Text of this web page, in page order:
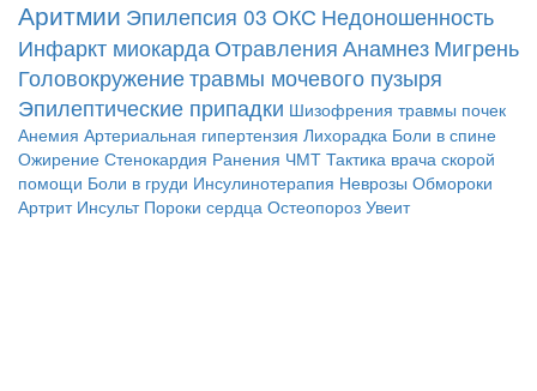
Аритмии Эпилепсия 03 ОКС Недоношенность
Инфаркт миокарда Отравления Анамнез Мигрень
Головокружениетравмы мочевого пузыря
Эпилептические припадки Шизофрения травмы почек
Анемия Артериальная гипертензия Лихорадка Боли в спине
Ожирение Стенокардия Ранения ЧМТ Тактика врача скорой
помощи Боли в груди Инсулинотерапия Неврозы Обмороки
Артрит Инсульт Пороки сердца Остеопороз Увеит